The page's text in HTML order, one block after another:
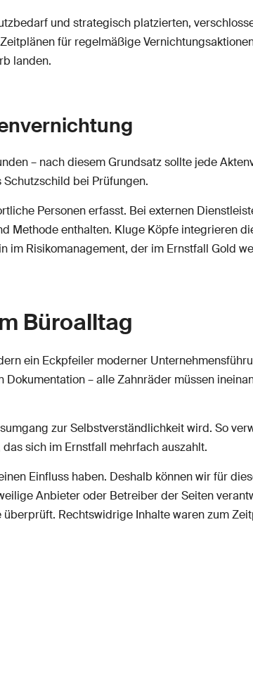
und strategisch platzierten,
für regelmäßige
landen.
– nach diesem Grundsatz sollte jede
bei Prüfungen.
Personen erfasst. Bei externen
Methode enthalten. Kluge Köpfe integrieren
im Risikomanagement, der im Ernstfall Gold
Büroalltag
ein Eckpfeiler moderner
– alle Zahnräder müssen
zur Selbstverständlichkeit wird. So
sich im Ernstfall mehrfach auszahlt.
Einfluss haben. Deshalb können wir für
Anbieter oder Betreiber der Seiten
Rechtswidrige Inhalte waren zum